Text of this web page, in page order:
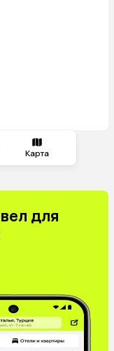
Карта
для